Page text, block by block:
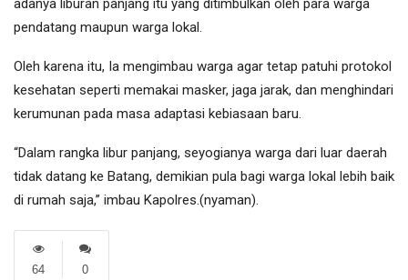
adanya liburan panjang itu yang ditimbulkan oleh para warga
pendatang maupun warga lokal.
Oleh karena itu, Ia mengimbau warga agar tetap patuhi protokol
kesehatan seperti memakai masker, jaga jarak, dan menghindari
kerumunan pada masa adaptasi kebiasaan baru.
“Dalam rangka libur panjang, seyogianya warga dari luar daerah
tidak datang ke Batang, demikian pula bagi warga lokal lebih baik
di rumah saja,” imbau Kapolres.(nyaman).
0
64